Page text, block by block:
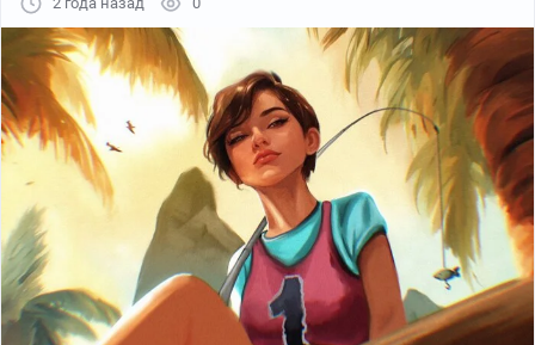
Куда же без строительства? Тут оно тоже есть.
Сделайте себе базу в консервной банке и надейтесь,
что её не облюбуют хитиновые создания. Вам с
друзьями придётся знатно постараться, чтобы
завалить страшных обитателей заднего дворика. Ну а
если вы уж слишком сильный арахнофоб, то в
настройках можно сделать паучков менее жуткими.
Купить Grounded 2 на Keysforgamers от 868 ₽ .